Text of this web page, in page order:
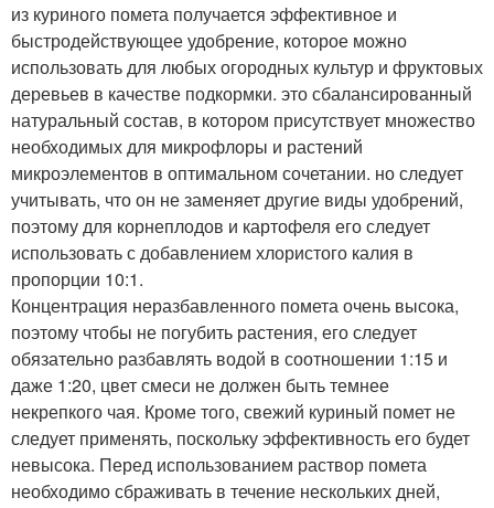
из куриного помета получается эффективное и
быстродействующее удобрение, которое можно
использовать для любых огородных культур и фруктовых
деревьев в качестве подкормки. это сбалансированный
натуральный состав, в котором присутствует множество
необходимых для микрофлоры и растений
микроэлементов в оптимальном сочетании. но следует
учитывать, что он не заменяет другие виды удобрений,
поэтому для корнеплодов и картофеля его следует
использовать с добавлением хлористого калия в
пропорции 10:1.
Концентрация неразбавленного помета очень высока,
поэтому чтобы не погубить растения, его следует
обязательно разбавлять водой в соотношении 1:15 и
даже 1:20, цвет смеси не должен быть темнее
некрепкого чая. Кроме того, свежий куриный помет не
следует применять, поскольку эффективность его будет
невысока. Перед использованием раствор помета
необходимо сбраживать в течение нескольких дней,